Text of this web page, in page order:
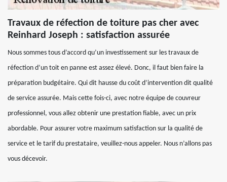
Travaux de réfection de toiture pas cher avec
Reinhard Joseph : satisfaction assurée
Nous sommes tous d’accord qu’un investissement sur les travaux de
réfection d’un toit en panne est assez élevé. Donc, il faut bien faire la
préparation budgétaire. Qui dit hausse du coût d’intervention dit qualité
de service assurée. Mais cette fois-ci, avec notre équipe de couvreur
professionnel, vous allez obtenir une prestation fiable, avec un prix
abordable. Pour assurer votre maximum satisfaction sur la qualité de
service et le tarif du prestataire, veuillez-nous appeler. Nous n’allons pas
vous décevoir.